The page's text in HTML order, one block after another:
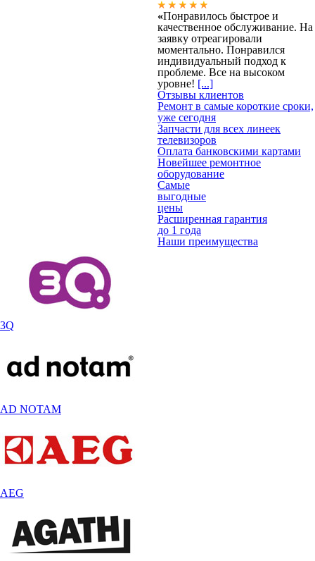
«Понравилось быстрое и
качественное обслуживание. На
заявку отреагировали
моментально. Понравился
индивидуальный подход к
проблеме. Все на высоком
уровне! [...]
Отзывы клиентов
Ремонт в самые короткие сроки,
уже сегодня
Запчасти для всех линеек
телевизоров
Оплата банковскими картами
Новейшее ремонтное
оборудование
Самые
выгодные
цены
Расширенная гарантия
до 1 года
Наши преимущества
3Q
AD NOTAM
AEG